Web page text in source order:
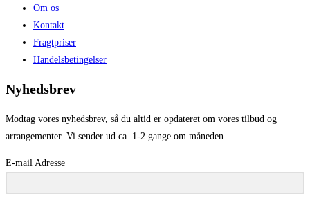
Om os
Kontakt
Fragtpriser
Handelsbetingelser
Nyhedsbrev
Modtag vores nyhedsbrev, så du altid er opdateret om vores tilbud og
arrangementer. Vi sender ud ca. 1-2 gange om måneden.
E-mail Adresse